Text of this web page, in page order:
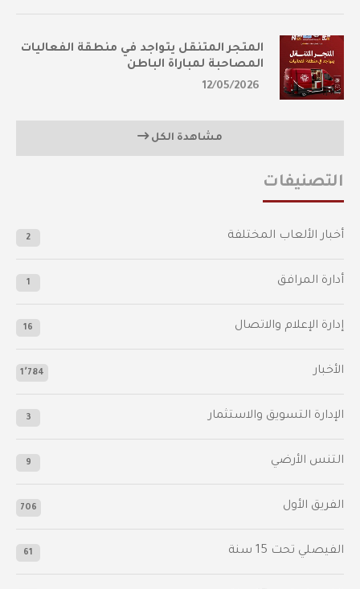
المتجر المتنقل يتواجد في منطقة الفعاليات
المصاحبة لمباراة الباطن
12/05/2026
مشاهدة الكل
التصنيفات
أخبار الألعاب المختلفة 2
أدارة المرافق 1
إدارة الإعلام والاتصال 16
الأخبار 1٬784
الإدارة التسويق والاستثمار 3
التنس الأرضي 9
الفريق الأول 706
الفيصلي‬⁩ تحت 15 سنة 61